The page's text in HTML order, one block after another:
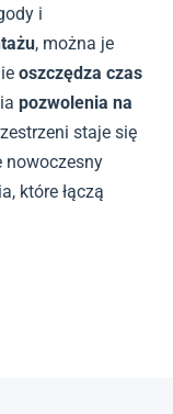
i
, można je
oszczędza czas
pozwolenia na
staje się
nowoczesny
które łączą